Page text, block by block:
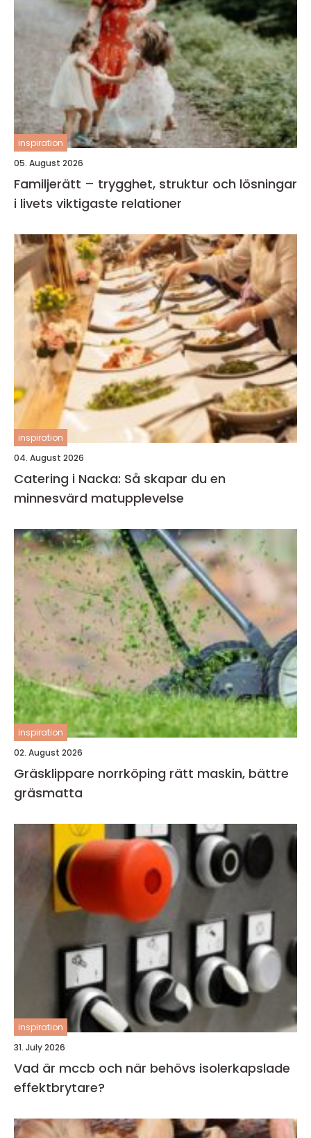
inspiration
05. August 2026
Familjerätt – trygghet, struktur och lösningar
i livets viktigaste relationer
inspiration
04. August 2026
Catering i Nacka: Så skapar du en
minnesvärd matupplevelse
inspiration
02. August 2026
Gräsklippare norrköping rätt maskin, bättre
gräsmatta
inspiration
31. July 2026
Vad är mccb och när behövs isolerkapslade
effektbrytare?